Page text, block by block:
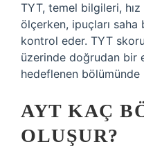
TYT, temel bilgileri,
ölçerken, ipuçları
kontrol eder. TYT
üzerinde doğrudan bir
hedeflenen
AYT KAÇ
OLUŞUR?